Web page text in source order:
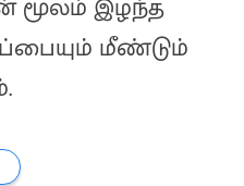
மூலம் இழந்த
மீண்டும்